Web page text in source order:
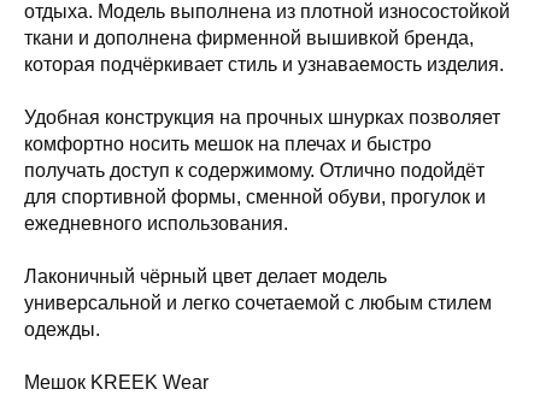
отдыха. Модель выполнена из плотной износостойкой
ткани и дополнена фирменной вышивкой бренда,
которая подчёркивает стиль и узнаваемость изделия.
Удобная конструкция на прочных шнурках позволяет
комфортно носить мешок на плечах и быстро
получать доступ к содержимому. Отлично подойдёт
для спортивной формы, сменной обуви, прогулок и
ежедневного использования.
Лаконичный чёрный цвет делает модель
универсальной и легко сочетаемой с любым стилем
одежды.
Мешок KREEK Wear